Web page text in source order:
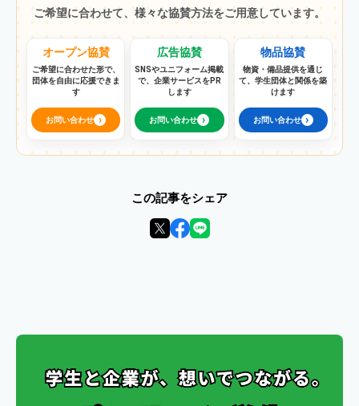
ご希望に合わせて、様々な協賛方法をご用意しています。
オープン協賛
ご希望に合わせた形で、
団体を自由に応援できま
す
お問い合わせ ›
広告協賛
SNSやユニフォーム掲載
で、企業サービスをPR
します
お問い合わせ ›
物品協賛
物資・備品提供を通じ
て、学生団体と関係を築
けます
お問い合わせ ›
この記事をシェア